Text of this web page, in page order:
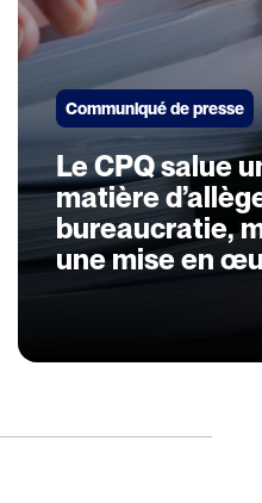
Communiqué de presse
Le CPQ salue
matière
bureaucratie,
une mise en